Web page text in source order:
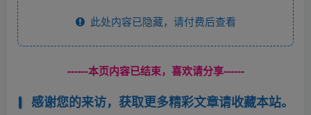
此处内容已隐藏，请付费后查看
------本页内容已结束，喜欢请分享------
感谢您的来访，获取更多精彩文章请收藏本站。